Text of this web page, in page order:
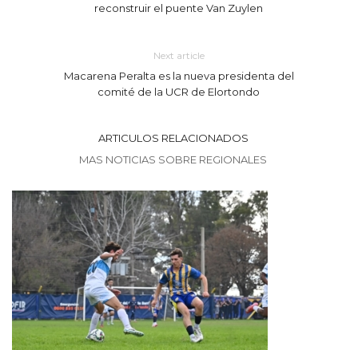
reconstruir el puente Van Zuylen
Next article
Macarena Peralta es la nueva presidenta del
comité de la UCR de Elortondo
ARTICULOS RELACIONADOS
MAS NOTICIAS SOBRE REGIONALES